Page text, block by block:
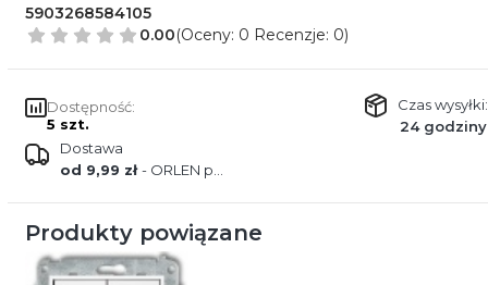
5903268584105
0.00(Oceny: 0 Recenzje: 0)
Dostępność:
5 szt.
Czas wysyłki:
24 godziny
Dostawa
od 9,99 zł- ORLEN paczka
Produkty powiązane